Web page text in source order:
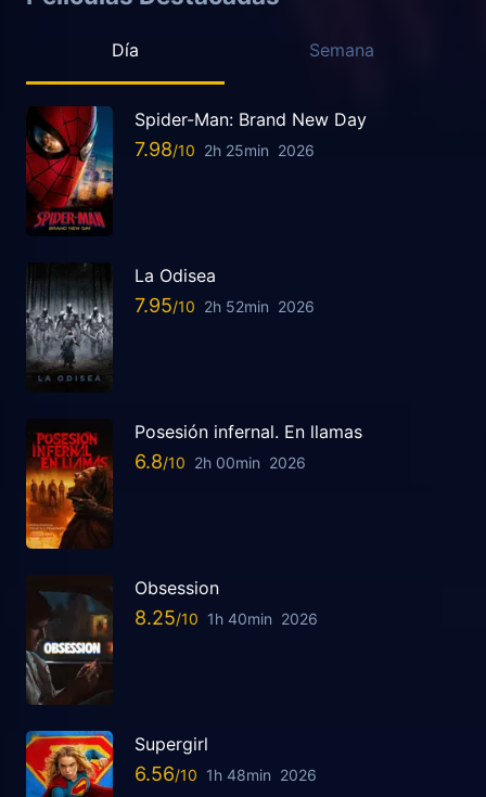
Día Semana
Spider-Man: Brand New Day
7.98 2h 25min 2026
La Odisea
7.95 2h 52min 2026
Posesión infernal. En llamas
6.8 2h 00min 2026
Obsession
8.25 1h 40min 2026
Supergirl
6.56 1h 48min 2026